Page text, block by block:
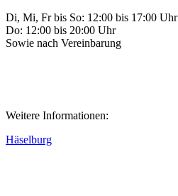
Di, Mi, Fr bis So: 12:00 bis 17:00 Uhr
Do: 12:00 bis 20:00 Uhr
Sowie nach Vereinbarung
Weitere Informationen:
Häselburg